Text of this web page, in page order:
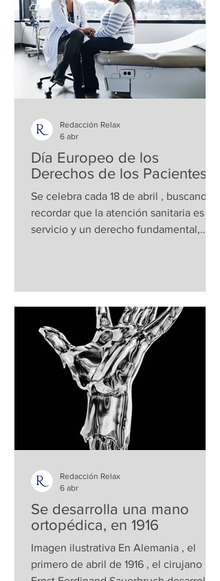
este acontecimiento, los paracaídas se
abrían de manera automática al
abandonar la aeronave, ya que estaban
Día Europeo de los
Derechos de los Pacientes
Se celebra cada 18 de abril , buscando
recordar que la atención sanitaria es un
servicio y un derecho fundamental,
la Red de Ciudadanía Activa, vinculada
Cittadinanzattiva, con el propósito de
fortalecer la conciencia sobre la
participación activa de los pacientes en
su propio cuidado. El fundamento de
esta conmemoración se encue
Redacción Relax
6 abr
Se desarrolla una mano
ortopédica, en 1916
Imagen ilustrativa En Alemania , el
primero de abril de 1916 , el cirujano
Redacción Relax
6 abr